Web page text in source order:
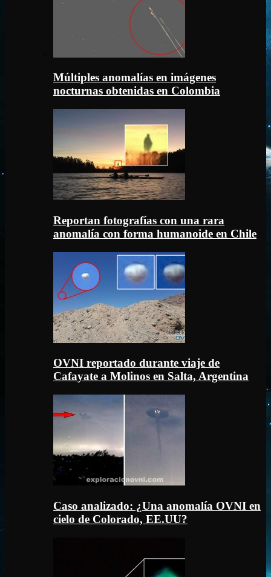
Múltiples anomalías en imágenes
nocturnas obtenidas en Colombia
Reportan fotografías con una rara
anomalía con forma humanoide en Chile
OVNI reportado durante viaje de
Cafayate a Molinos en Salta, Argentina
Caso analizado: ¿Una anomalía OVNI en
cielo de Colorado, EE.UU?